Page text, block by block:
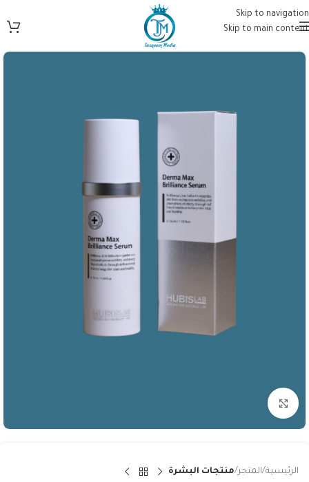
Skip to navigation
Skip to main content
Click to enlarge
الرئيسية المتجر منتجات البشرة